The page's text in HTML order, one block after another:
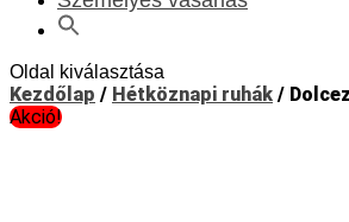
Oldal kiválasztása
Kezdőlap / Hétköznapi ruhák /
Akció!